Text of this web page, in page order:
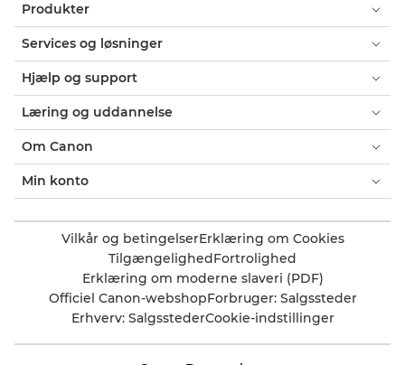
Produkter
Services og løsninger
Hjælp og support
Læring og uddannelse
Om Canon
Min konto
Vilkår og betingelserErklæring om Cookies
TilgængelighedFortrolighed
Erklæring om moderne slaveri (PDF)
Officiel Canon-webshopForbruger: Salgssteder
Erhverv: SalgsstederCookie-indstillinger